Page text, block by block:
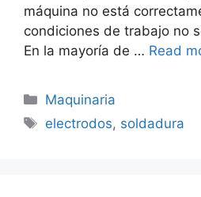
máquina no está
condiciones de trabajo no
En la mayoría de … Read
Categorías
Maquinaria
Etiquetas
electrodos, soldadura